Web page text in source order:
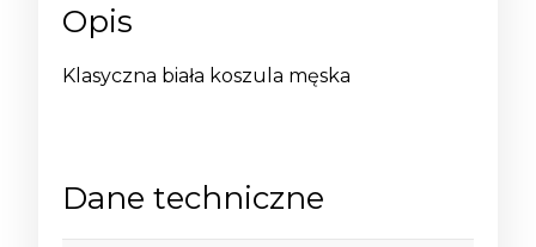
Opis
Klasyczna biała koszula męska
Dane techniczne